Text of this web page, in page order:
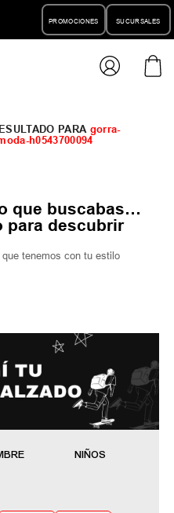
PROMOCIONES SUCURSALES
gorra-
h0543700094
que buscabas…
para descubrir
tenemos con tu estilo
NIÑOS